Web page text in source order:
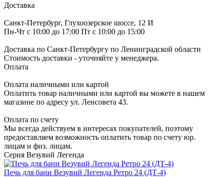
Доставка
Санкт-Петербург, Глухоозерское шоссе, 12 И
Пн-Чт с 10:00 до 17:00 Пт с 10:00 до 15:00
Доставка по Санкт-Петербургу по Ленинградской области
Стоимость доставки - уточняйте у менеджера.
Оплата
Оплата наличными или картой
Оплатить товар наличными или картой вы можете в нашем
магазине по адресу ул. Ленсовета 43.
Оплата по счету
Мы всегда действуем в интересах покупателей, поэтому
предоставляем возможность оплатить товар по счету юр.
лицам и физ. лицам.
Серия Везувий Легенда
Печь для бани Везувий Легенда Ретро 24 (ДТ-4)